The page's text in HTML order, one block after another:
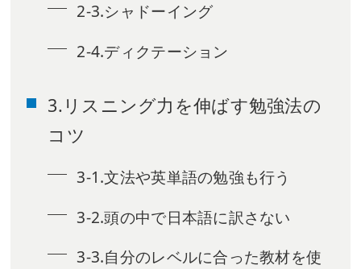
2-3.シャドーイング
2-4.ディクテーション
3.リスニング力を伸ばす勉強法の
コツ
3-1.文法や英単語の勉強も行う
3-2.頭の中で日本語に訳さない
3-3.自分のレベルに合った教材を使